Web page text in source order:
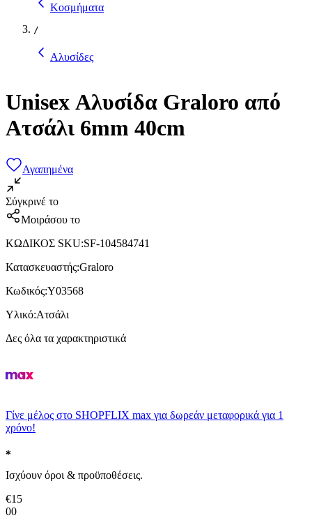
Κοσμήματα
/
Αλυσίδες
Unisex Αλυσίδα Graloro από
Ατσάλι 6mm 40cm
Αγαπημένα
Σύγκρινέ το
Μοιράσου το
ΚΩΔΙΚΟΣ SKU:SF-104584741
Κατασκευαστής:Graloro
Κωδικός:Y03568
Υλικό:Ατσάλι
Δες όλα τα χαρακτηριστικά
Γίνε μέλος στο SHOPFLIX max για δωρεάν μεταφορικά για 1
χρόνο!
Ισχύουν όροι & προϋποθέσεις.
€15
00